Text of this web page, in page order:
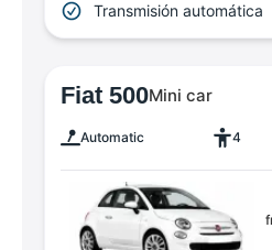
Transmisión automática
Fiat 500Mini car
Automatic 4